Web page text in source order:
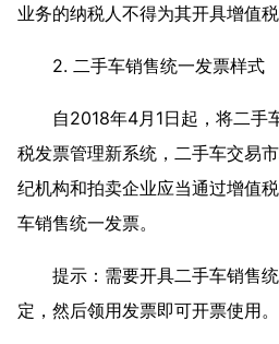
业务的纳税人不得为其开具增值税
2. 二手车销售统一发票样式
自2018年4月1日起，将二手
税发票管理新系统，二手车交易
纪机构和拍卖企业应当通过增值
车销售统一发票。
提示：需要开具二手车销售
定，然后领用发票即可开票使用。